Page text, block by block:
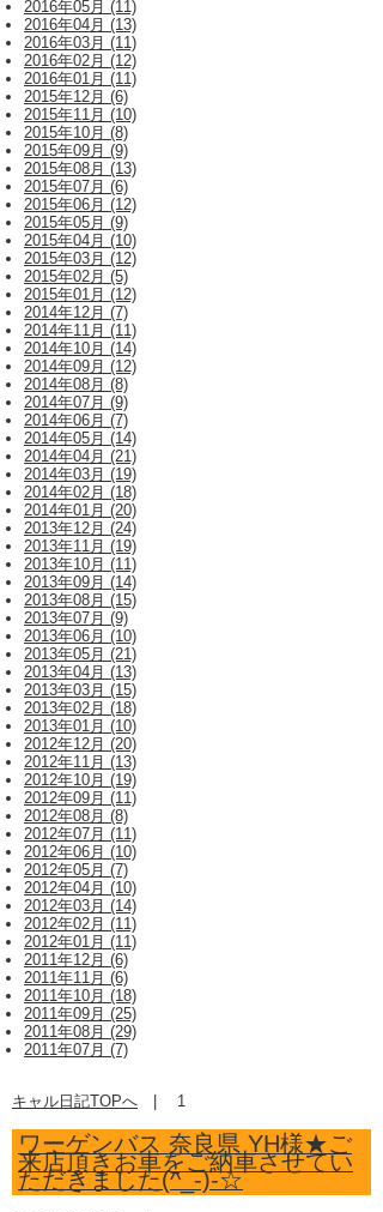
2016年05月 (11)
2016年04月 (13)
2016年03月 (11)
2016年02月 (12)
2016年01月 (11)
2015年12月 (6)
2015年11月 (10)
2015年10月 (8)
2015年09月 (9)
2015年08月 (13)
2015年07月 (6)
2015年06月 (12)
2015年05月 (9)
2015年04月 (10)
2015年03月 (12)
2015年02月 (5)
2015年01月 (12)
2014年12月 (7)
2014年11月 (11)
2014年10月 (14)
2014年09月 (12)
2014年08月 (8)
2014年07月 (9)
2014年06月 (7)
2014年05月 (14)
2014年04月 (21)
2014年03月 (19)
2014年02月 (18)
2014年01月 (20)
2013年12月 (24)
2013年11月 (19)
2013年10月 (11)
2013年09月 (14)
2013年08月 (15)
2013年07月 (9)
2013年06月 (10)
2013年05月 (21)
2013年04月 (13)
2013年03月 (15)
2013年02月 (18)
2013年01月 (10)
2012年12月 (20)
2012年11月 (13)
2012年10月 (19)
2012年09月 (11)
2012年08月 (8)
2012年07月 (11)
2012年06月 (10)
2012年05月 (7)
2012年04月 (10)
2012年03月 (14)
2012年02月 (11)
2012年01月 (11)
2011年12月 (6)
2011年11月 (6)
2011年10月 (18)
2011年09月 (25)
2011年08月 (29)
2011年07月 (7)
キャル日記TOPへ | 1
ワーゲンバス 奈良県 YH様★ご
来店頂きお車をご納車させてい
ただきました(^_-)-☆